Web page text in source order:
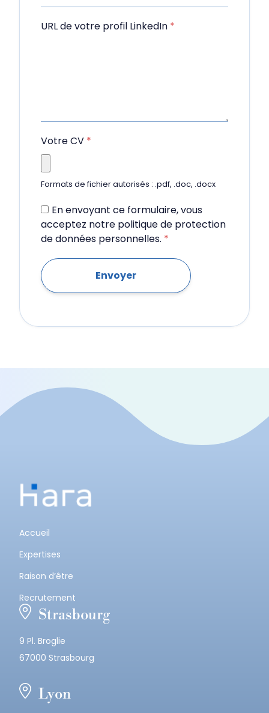
URL de votre profil LinkedIn *
Votre CV *
Formats de fichier autorisés : .pdf, .doc, .docx
En envoyant ce formulaire, vous
acceptez notre politique de protection
de données personnelles. *
Accueil
Expertises
Raison d’être
Recrutement
Strasbourg
9 Pl. Broglie
67000 Strasbourg
Lyon